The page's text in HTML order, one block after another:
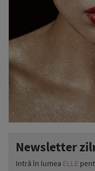
Newsletter
Intră în lumea ELLE